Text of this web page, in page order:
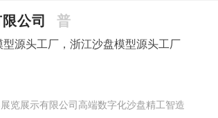
公司 普
源头工厂，浙江沙盘模型源头工厂
览展示有限公司高端数字化沙盘精工智造